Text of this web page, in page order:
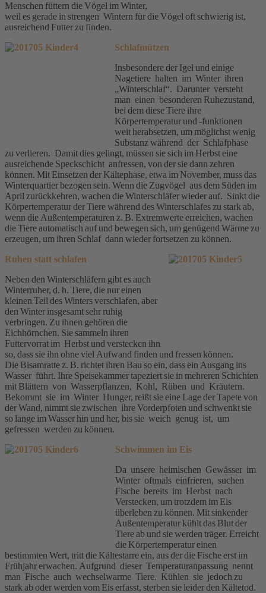
Menschen füttern die Vögel im Winter,
weil es gerade in strengen Wintern für die Vögel oft schwierig ist,
ausreichend Futter zu finden.
Schlafmützen
Insbesondere der Igel und einige
Nagetiere halten im Winter ihren
„Winterschlaf“. Darunter versteht
man einen besonderen Ruhezustand,
bei dem diese Tiere ihre
Körpertemperatur und -funktionen
weit herabsetzen, um möglichst wenig
Substanz während der Schlafphase
zu verlieren. Damit dies gelingt, müssen sie sich im Herbst eine
ausreichende Speckschicht anfressen, von der sie dann zehren
können. Mit Einsetzen der Kältephase, etwa im November, muss das
Winterquartier bezogen sein. Wenn die Zugvögel aus dem Süden im
April zurückkehren, wachen die Winterschläfer wieder auf. Sinkt die
Körpertemperatur der Tiere während des Winterschlafes zu stark ab,
wenn die Außentemperaturen z. B. Extremwerte erreichen, wachen
die Tiere automatisch auf und bewegen sich, um genügend Wärme zu
erzeugen, um ihren Schlaf dann wieder fortsetzen zu können.
Ruhen statt schlafen
Neben den Winterschläfern gibt es auch
Winterruher, d. h. Tiere, die nur einen
kleinen Teil des Winters verschlafen, aber
den Winter insgesamt sehr ruhig
verbringen. Zu ihnen gehören die
Eichhörnchen. Sie sammeln ihren
Futtervorrat im Herbst und verstecken ihn
so, dass sie ihn ohne viel Aufwand finden und fressen können.
Die Bisamratte z. B. richtet ihren Bau so ein, dass ein Ausgang ins
Wasser führt. Ihre Speisekammer tapeziert sie in mehreren Schichten
mit Blättern von Wasserpflanzen, Kohl, Rüben und Kräutern.
Bekommt sie im Winter Hunger, reißt sie eine Lage der Tapete von
der Wand, nimmt sie zwischen ihre Vorderpfoten und schwenkt sie
so lange im Wasser hin und her, bis sie weich genug ist, um
gefressen werden zu können.
Schwimmen im Eis
Da unsere heimischen Gewässer im
Winter oftmals einfrieren, suchen
Fische bereits im Herbst nach
Verstecken, um trotzdem im Eis
überleben zu können. Mit sinkender
Außentemperatur kühlt das Blut der
Tiere ab und sie werden träger. Erreicht
die Körpertemperatur einen
bestimmten Wert, tritt die Kältestarre ein, aus der die Fische erst im
Frühjahr erwachen. Aufgrund dieser Temperaturanpassung nennt
man Fische auch wechselwarme Tiere. Kühlen sie jedoch zu
stark ab oder werden vom Eis erfasst, sterben sie leider den Kältetod.